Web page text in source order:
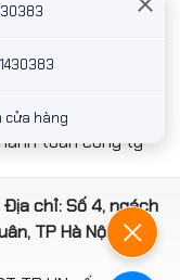
toán công ty
Địa chỉ: Số 4, ngách
TP Hà Nội, Việt
cửa hàng